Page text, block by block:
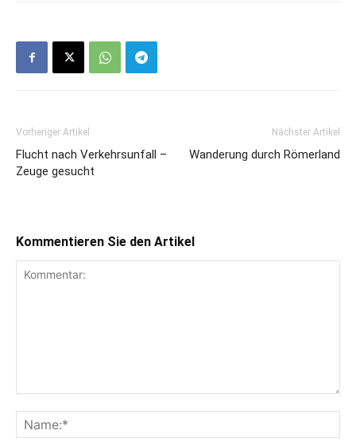
Vorheriger Artikel
Flucht nach Verkehrsunfall –
Zeuge gesucht
Nächster Artikel
Wanderung durch Römerland
Kommentieren Sie den Artikel